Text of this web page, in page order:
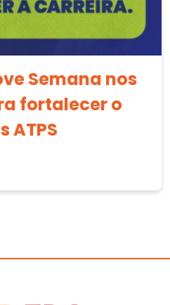
Semana nos
fortalecer o
ATPS